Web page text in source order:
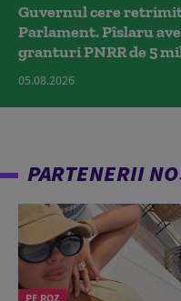
Guvernul cere
Parlament. Pîslaru
granturi PNRR de 5
05.08.2026
PARTENERII
PE ROZ